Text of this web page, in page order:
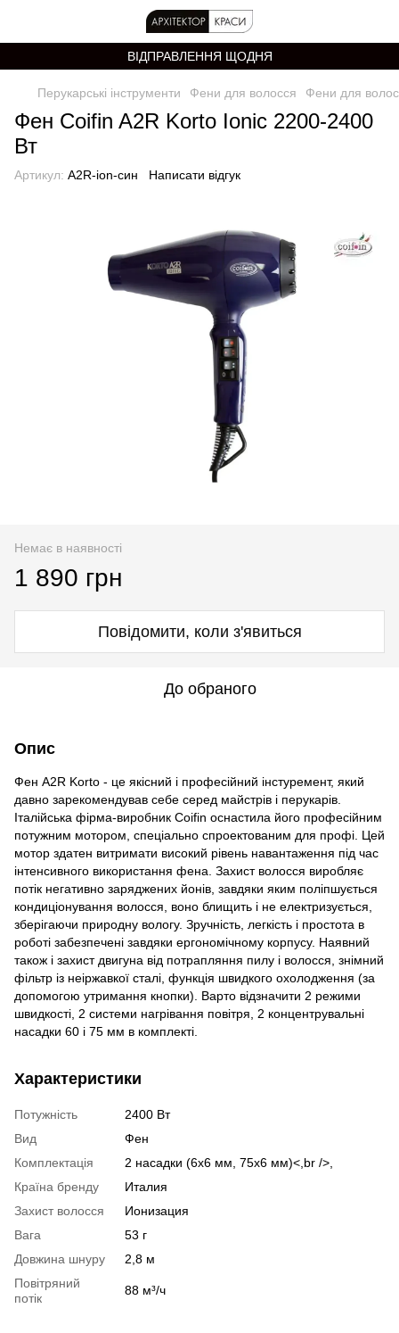
ВІДПРАВЛЕННЯ ЩОДНЯ
Перукарські інструменти Фени для волосся Фени для
Фен Coifin A2R Korto Ionic 2200-2400
Вт
Артикул: A2R-ion-син Написати відгук
Немає в наявності
1 890 грн
Повідомити, коли з'явиться
До обраного
Опис
Фен A2R Korto - це якісний і професійний інстуремент, який
давно зарекомендував себе серед майстрів і перукарів.
Італійська фірма-виробник Coifin оснастила його професійним
потужним мотором, спеціально спроектованим для профі. Цей
мотор здатен витримати високий рівень навантаження під час
інтенсивного використання фена. Захист волосся виробляє
потік негативно заряджених йонів, завдяки яким поліпшується
кондиціонування волосся, воно блищить і не електризується,
зберігаючи природну вологу. Зручність, легкість і простота в
роботі забезпечені завдяки ергономічному корпусу. Наявний
також і захист двигуна від потрапляння пилу і волосся, знімний
фільтр із неіржавкої сталі, функція швидкого охолодження (за
допомогою утримання кнопки). Варто відзначити 2 режими
швидкості, 2 системи нагрівання повітря, 2 концентрувальні
насадки 60 і 75 мм в комплекті.
Характеристики
Потужність
2400 Вт
Вид
Фен
Комплектація
2 насадки (6х6 мм, 75х6 мм)<,br />,
Країна бренду
Италия
Захист волосся
Ионизация
Вага
53 г
Довжина шнуру
2,8 м
Повітряний
потік
88 м³/ч